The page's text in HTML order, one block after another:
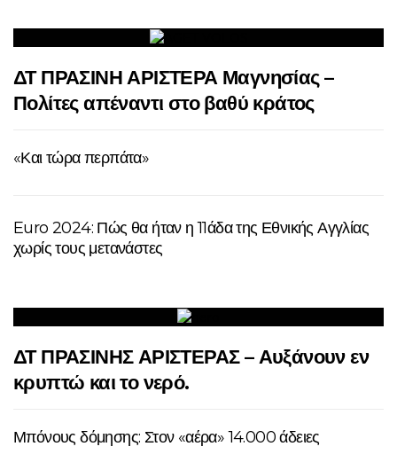
ΔΤ ΠΡΑΣΙΝΗ ΑΡΙΣΤΕΡΑ Μαγνησίας –
Πολίτες απέναντι στο βαθύ κράτος
«Και τώρα περπάτα»
Euro 2024: Πώς θα ήταν η 11άδα της Εθνικής Αγγλίας
χωρίς τους μετανάστες
ΔΤ ΠΡΑΣΙΝΗΣ ΑΡΙΣΤΕΡΑΣ – Αυξάνουν εν
κρυπτώ και το νερό.
Μπόνους δόμησης: Στον «αέρα» 14.000 άδειες